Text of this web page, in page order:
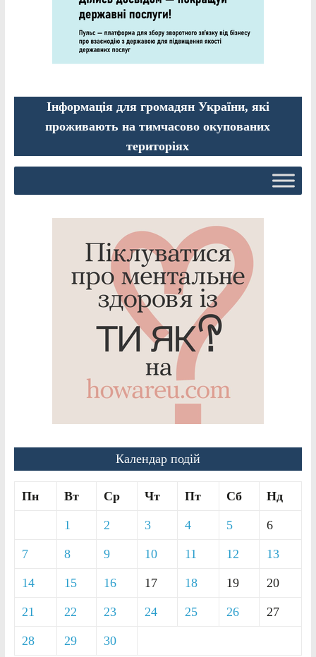
Інформація для громадян України, які
проживають на тимчасово окупованих
територіях
Календар подій
Пн Вт Ср Чт Пт Сб Нд
1 2 3 4 5 6
7 8 9 10 11 12 13
14 15 16 17 18 19 20
21 22 23 24 25 26 27
28 29 30